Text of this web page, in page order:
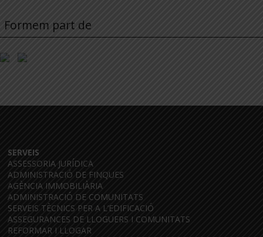
Formem part de
SERVEIS
ASSESSORIA JURÍDICA
ADMINISTRACIÓ DE FINQUES
AGÈNCIA IMMOBILIÀRIA
ADMINISTRACIÓ DE COMUNITATS
SERVEIS TÈCNICS PER A L’EDIFICACIÓ
ASSEGURANCES DE LLOGUERS I COMUNITATS
REFORMAR I LLOGAR